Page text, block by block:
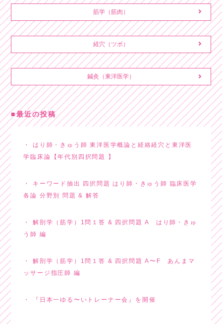
筋学（筋肉）
経穴（ツボ）
鍼灸（東洋医学）
最近の投稿
はり師・きゅう師 東洋医学概論と経絡経穴と東洋医
学臨床論【年代別四択問題 】
キーワード抽出 四択問題 はり師・きゅう師 臨床医学
各論 分野別 問題 & 解答
解剖学（筋学）1問１答 & 四択問題 A はり師・きゅ
う師 編
解剖学（筋学）1問１答 & 四択問題 A〜F あんまマ
ッサージ指圧師 編
『日本一ゆる〜いトレーナー会』を開催